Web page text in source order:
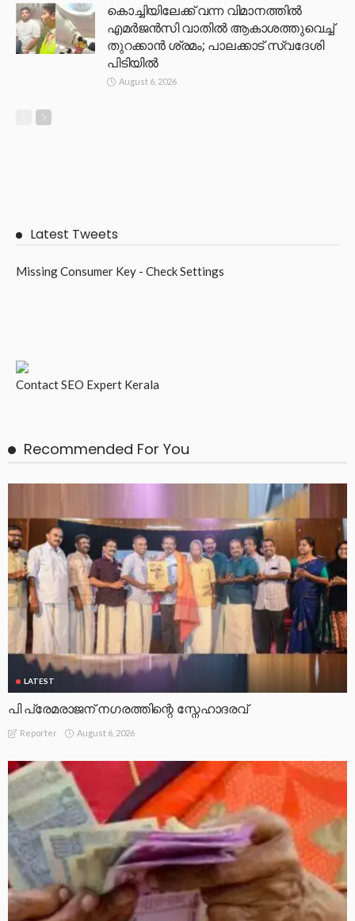
കൊച്ചിയിലേക്ക് വന്ന വിമാനത്തിൽ
എമർജൻസി വാതിൽ ആകാശത്തുവെച്ച്
തുറക്കാൻ ശ്രമം; പാലക്കാട് സ്വദേശി
പിടിയിൽ
August 6, 2026
Latest Tweets
Missing Consumer Key - Check Settings
ContactSEO Expert Kerala
Recommended For You
LATEST
പി പ്രേമരാജന് നഗരത്തിന്റെ സ്നേഹാദരവ്
Reporter August 6, 2026